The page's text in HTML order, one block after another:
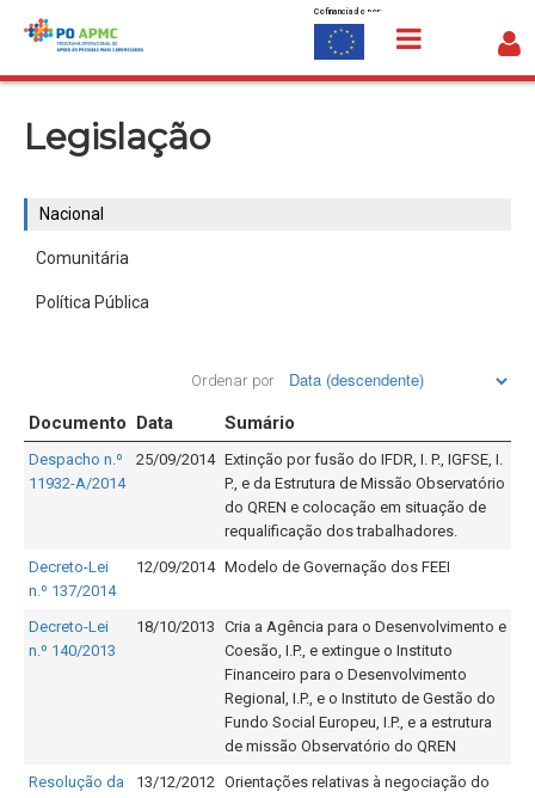
Saltar para o conteúdo
Cofinanciado por:
Legislação
Nacional
Comunitária
Política Pública
Ordenar por
Documento Data Sumário
Despacho n.º
11932-A/2014
25/09/2014 Extinção por fusão do IFDR, I. P., IGFSE, I.
P., e da Estrutura de Missão Observatório
do QREN e colocação em situação de
requalificação dos trabalhadores.
Decreto-Lei
n.º 137/2014
12/09/2014 Modelo de Governação dos FEEI
Decreto-Lei
n.º 140/2013
18/10/2013 Cria a Agência para o Desenvolvimento e
Coesão, I.P., e extingue o Instituto
Financeiro para o Desenvolvimento
Regional, I.P., e o Instituto de Gestão do
Fundo Social Europeu, I.P., e a estrutura
de missão Observatório do QREN
Resolução da
13/12/2012 Orientações relativas à negociação do